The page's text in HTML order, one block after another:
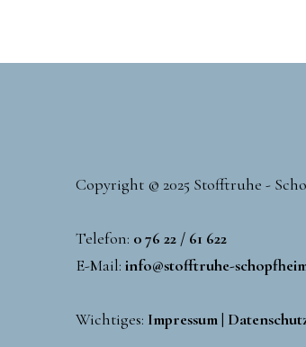
Copyright © 2025 Stofftruhe -
Telefon: 0 76 22 / 61 622
E-Mail: info@stofftruhe-
Wichtiges: Impressum|